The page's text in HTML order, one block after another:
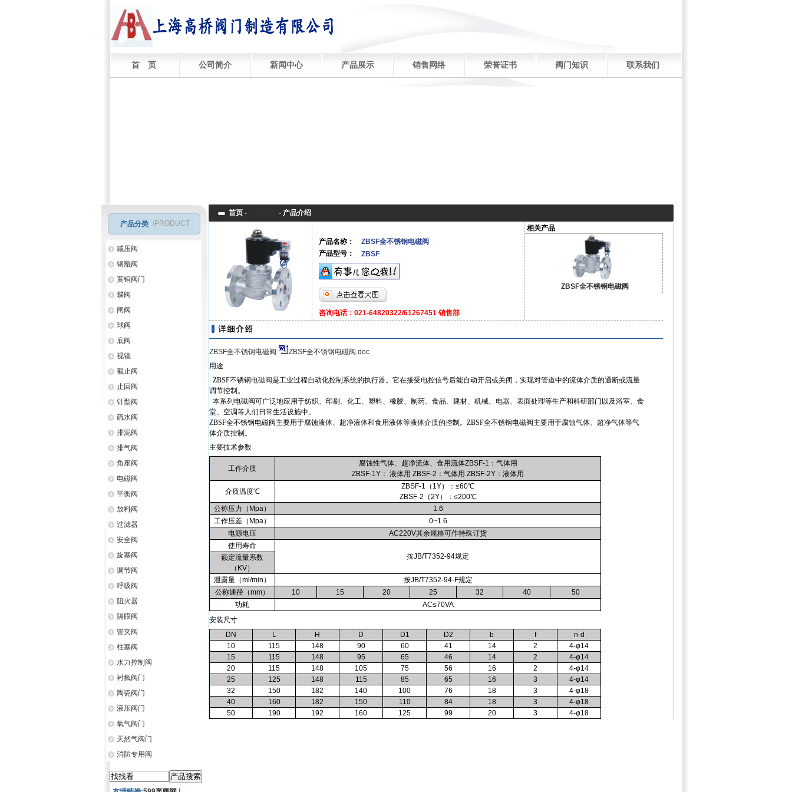
首 页 公司简介 新闻中心 产品展示 销售网络 荣誉证书 阀门知识 联系我们
产品分类 /PRODUCT
减压阀
钢瓶阀
黄铜阀门
蝶阀
闸阀
球阀
底阀
视镜
截止阀
止回阀
针型阀
疏水阀
排泥阀
排气阀
角座阀
电磁阀
平衡阀
放料阀
过滤器
安全阀
旋塞阀
调节阀
呼吸阀
阻火器
隔膜阀
管夹阀
柱塞阀
水力控制阀
衬氟阀门
陶瓷阀门
液压阀门
氧气阀门
天然气阀门
消防专用阀
首页 - - 产品介绍
产品名称：
ZBSF全不锈钢电磁阀
产品型号：
ZBSF
咨询电话：021-64820322/61267451 销售部
相关产品
ZBSF全不锈钢电磁阀
ZBSF全不锈钢电磁阀
ZBSF全不锈钢电磁阀.doc
用途
ZBSF不锈钢电磁阀是工业过程自动化控制系统的执行器。它在接受电控信号后能自动开启或关闭，实现对管道中的流体介质的通断或流量
调节控制。
本系列电磁阀可广泛地应用于纺织、印刷、化工、塑料、橡胶、制药、食品、建材、机械、电器、表面处理等生产和科研部门以及浴室、食
堂、空调等人们日常生活设施中。
ZBSF全不锈钢电磁阀主要用于腐蚀液体、超净液体和食用液体等液体介质的控制。 ZBSF全不锈钢电磁阀主要用于腐蚀气体、超净气体等气
体介质控制。
主要技术参数
工作介质
腐蚀性气体、超净流体、食用流体ZBSF-1：气体用
ZBSF-1Y： 液体用 ZBSF-2：气体用 ZBSF-2Y：液体用
介质温度℃
ZBSF-1（1Y）：≤60℃
ZBSF-2（2Y）：≤200℃
公称压力（Mpa）
1.6
工作压差（Mpa）
0~1.6
电源电压
AC220V其余规格可作特殊订货
使用寿命
按JB/T7352-94规定
额定流量系数
（KV）
泄露量（ml/min）
按JB/T7352-94·F规定
公称通径（mm）
10 15 20 25 32 40
50
功耗
AC≤70VA
安装尺寸
DN
L H D D1 D2 b f
n-d
10
115 148 90 60 41 14 2
4-φ14
15
115 148 95 65 46 14 2
4-φ14
20
115 148 105 75 56 16 2
4-φ14
25
125 148 115 85 65 16 3
4-φ14
32
150 182 140 100 76 18 3
4-φ18
40
160 182 150 110 84 18 3
4-φ18
50
190 192 160 125 99 20 3 4-φ18